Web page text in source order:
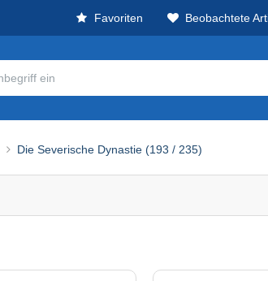
Favoriten Beobachtete
Die Severische Dynastie (193 / 235)